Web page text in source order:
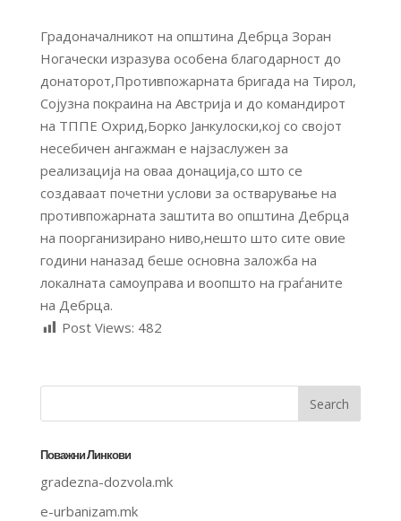
Градоначалникот на општина Дебрца Зоран
Ногачески изразува особена благодарност до
донаторот,Противпожарната бригада на Тирол,
Сојузна покраина на Австрија и до командирот
на ТППЕ Охрид,Борко Јанкулоски,кој со својот
несебичен ангажман е најзаслужен за
реализација на оваа донација,со што се
создаваат почетни услови за остварување на
противпожарната заштита во општина Дебрца
на поорганизирано ниво,нешто што сите овие
години наназад беше основна заложба на
локалната самоуправа и воопшто на граѓаните
на Дебрца.
Post Views: 482
Поважни Линкови
gradezna-dozvola.mk
e-urbanizam.mk